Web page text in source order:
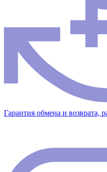
Гарантия обмена и возврата,